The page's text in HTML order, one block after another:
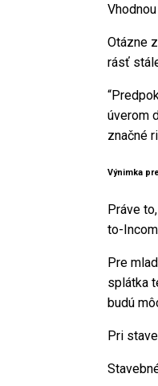
Otázne
rásť
úverom
značné
Výnimka
Práve
to-
Pre
splátka
budú
Pri